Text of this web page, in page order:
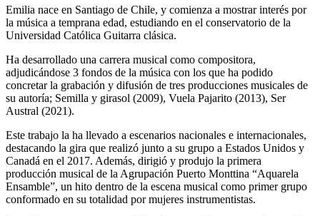
Emilia nace en Santiago de Chile, y comienza a mostrar interés por
la música a temprana edad, estudiando en el conservatorio de la
Universidad Católica Guitarra clásica.
Ha desarrollado una carrera musical como compositora,
adjudicándose 3 fondos de la música con los que ha podido
concretar la grabación y difusión de tres producciones musicales de
su autoría; Semilla y girasol (2009), Vuela Pajarito (2013), Ser
Austral (2021).
Este trabajo la ha llevado a escenarios nacionales e internacionales,
destacando la gira que realizó junto a su grupo a Estados Unidos y
Canadá en el 2017. Además, dirigió y produjo la primera
producción musical de la Agrupación Puerto Monttina “Aquarela
Ensamble”, un hito dentro de la escena musical como primer grupo
conformado en su totalidad por mujeres instrumentistas.